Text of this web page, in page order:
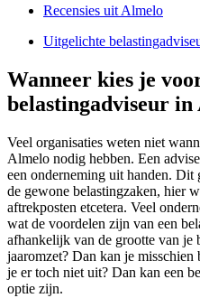
Recensies uit Almelo
Uitgelichte
Wanneer kies je
belastingadviseur in
Veel organisaties weten niet
Almelo nodig hebben. Een
een onderneming uit handen. Dit
de gewone belastingzaken, hier
aftrekposten etcetera. Veel
wat de voordelen zijn van een
afhankelijk van de grootte van je
jaaromzet? Dan kan je
je er toch niet uit? Dan kan een
optie zijn.